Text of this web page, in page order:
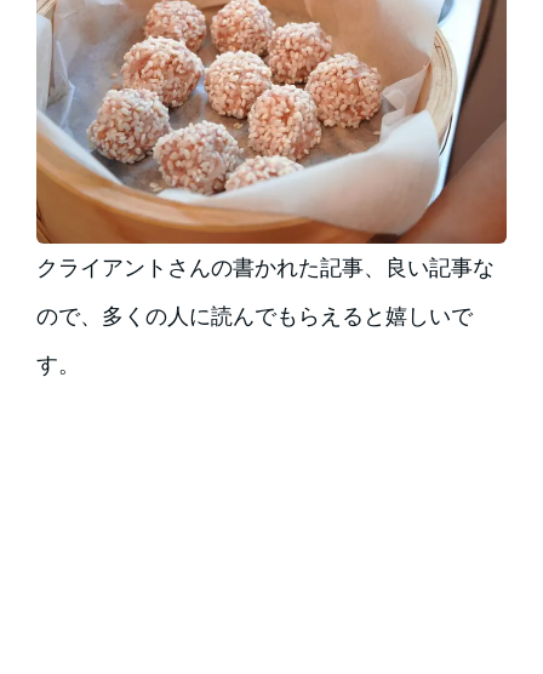
クライアントさんの書かれた記事、良い記事な
ので、多くの人に読んでもらえると嬉しいで
す。